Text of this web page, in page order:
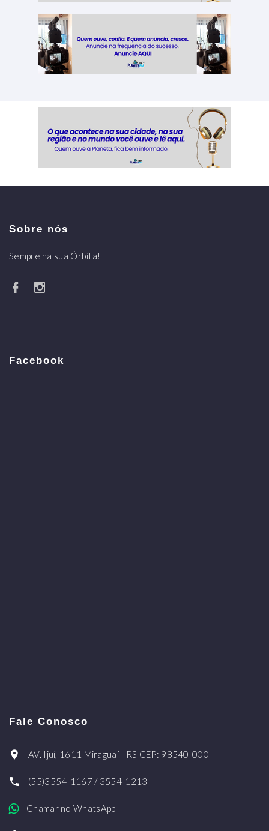
Sobre nós
Sempre na sua Órbita!
Facebook
Fale Conosco
AV. Ijuí, 1611 Miraguaí - RS CEP: 98540-000
(55)3554-1167 / 3554-1213
Chamar no WhatsApp